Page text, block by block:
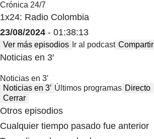
Crónica 24/7
1x24: Radio Colombia
23/08/2024 - 01:38:13
Ver más episodios Ir al podcast Compartir
Noticias en 3′
Noticias en 3′
Noticias en 3′ Últimos programas Directo
Cerrar
Otros episodios
Cualquier tiempo pasado fue anterior